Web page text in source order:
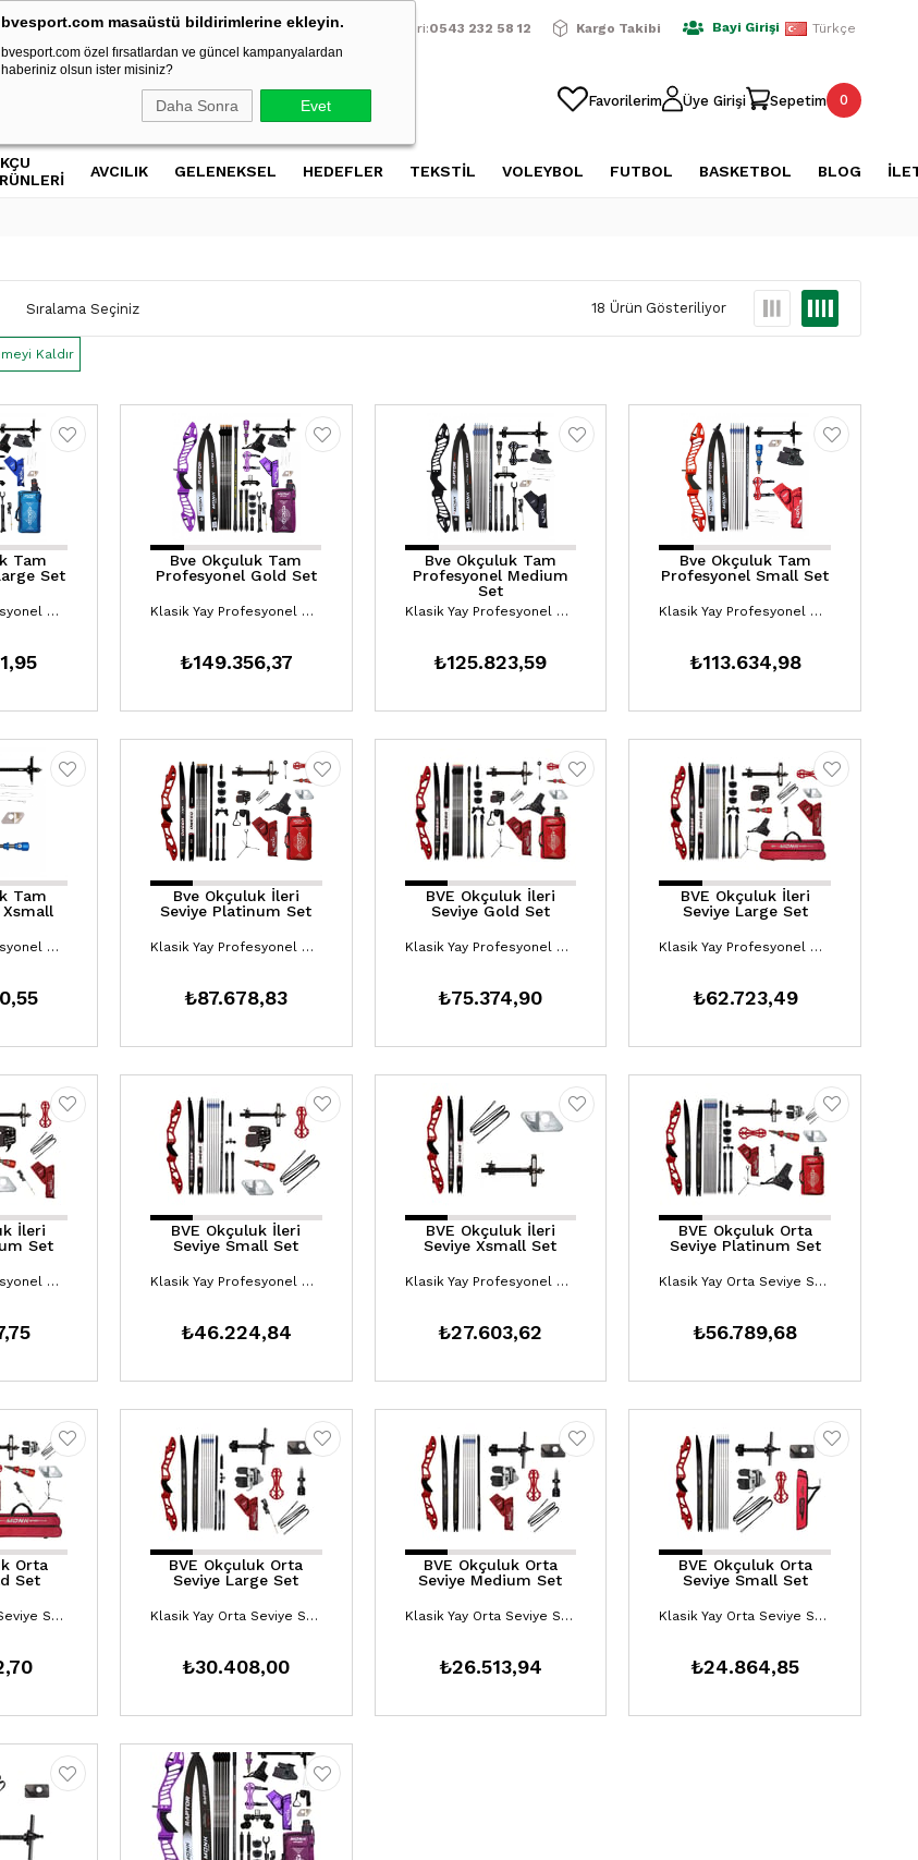
bvesport.com masaüstü bildirimlerine ekleyin.
bvesport.com özel fırsatlardan ve güncel kampanyalardan
haberiniz olsun ister misiniz?
Daha Sonra Evet
Üzeri Alışverişlerde Ücretsiz Kargo 2500 TL Üzeri Alışverişlerde Ücretsiz Kargo 2500 TL Üzeri Alışverişlerde
Müşteri Hizmetleri:0543 232 58 12 Kargo Takibi Bayi Girişi Türkçe
Favorilerim Üye Girişi Sepetim 0
AVCILIK GELENEKSEL HEDEFLER TEKSTİL VOLEYBOL FUTBOL BASKETBOL BLOG
Kaldır
18 Ürün
Tam
Set
Klasik Yay Profesyonel Setler
Bve Okçuluk Tam
Profesyonel Gold Set
Klasik Yay Profesyonel Setler
₺149.356,37
Bve Okçuluk Tam
Profesyonel Medium
Set
Klasik Yay Profesyonel Setler
₺125.823,59
Bve Okçuluk Tam
Profesyonel Small Set
Klasik Yay Profesyonel Setler
₺113.634,98
Tam
Klasik Yay Profesyonel Setler
Bve Okçuluk İleri
Seviye Platinum Set
Klasik Yay Profesyonel Setler
₺87.678,83
BVE Okçuluk İleri
Seviye Gold Set
Klasik Yay Profesyonel Setler
₺75.374,90
BVE Okçuluk İleri
Seviye Large Set
Klasik Yay Profesyonel Setler
₺62.723,49
İleri
Set
Klasik Yay Profesyonel Setler
BVE Okçuluk İleri
Seviye Small Set
Klasik Yay Profesyonel Setler
₺46.224,84
BVE Okçuluk İleri
Seviye Xsmall Set
Klasik Yay Profesyonel Setler
₺27.603,62
BVE Okçuluk Orta
Seviye Platinum Set
Klasik Yay Orta Seviye Setler
₺56.789,68
Orta
Set
Klasik Yay Orta Seviye Setler
BVE Okçuluk Orta
Seviye Large Set
Klasik Yay Orta Seviye Setler
₺30.408,00
BVE Okçuluk Orta
Seviye Medium Set
Klasik Yay Orta Seviye Setler
₺26.513,94
BVE Okçuluk Orta
Seviye Small Set
Klasik Yay Orta Seviye Setler
₺24.864,85